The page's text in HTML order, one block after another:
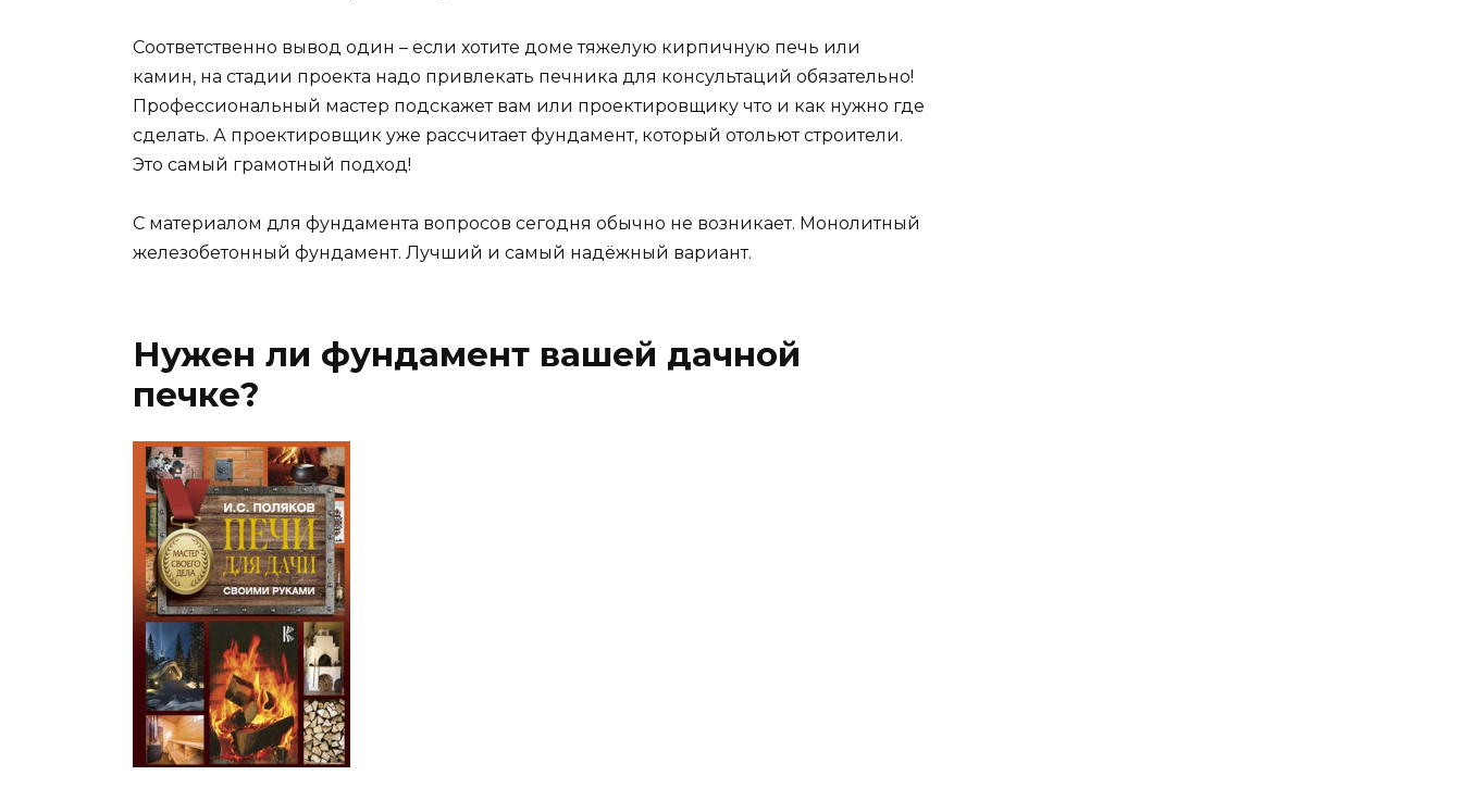
Соответственно вывод один – если хотите доме тяжелую кирпичную печь или
камин, на стадии проекта надо привлекать печника для консультаций обязательно!
Профессиональный мастер подскажет вам или проектировщику что и как нужно где
сделать. А проектировщик уже рассчитает фундамент, который отольют строители.
Это самый грамотный подход!
С материалом для фундамента вопросов сегодня обычно не возникает. Монолитный
железобетонный фундамент. Лучший и самый надёжный вариант.
Нужен ли фундамент вашей дачной
печке?